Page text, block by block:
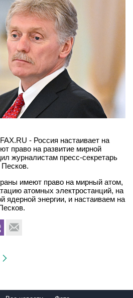
- Россия настаивает на
право на развитие мирной
журналистам пресс-секретарь
имеют право на мирный атом,
атомных электростанций, на
ядерной энергии, и настаиваем на